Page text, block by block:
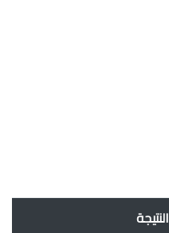
النتيجة